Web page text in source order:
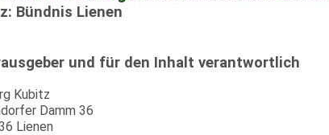
Bündnis Lienen
und für den Inhalt verantwortlich
Kubitz
Damm 36
Lienen